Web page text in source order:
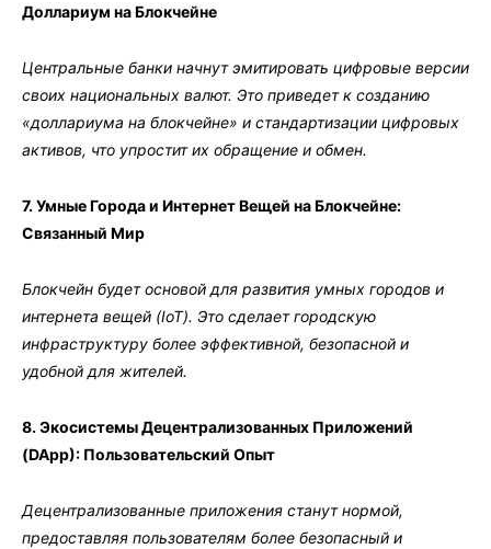
Доллариум на Блокчейне
Центральные банки начнут эмитировать цифровые версии
своих национальных валют. Это приведет к созданию
«доллариума на блокчейне» и стандартизации цифровых
активов, что упростит их обращение и обмен.
7. Умные Города и Интернет Вещей на Блокчейне:
Связанный Мир
Блокчейн будет основой для развития умных городов и
интернета вещей (IoT). Это сделает городскую
инфраструктуру более эффективной, безопасной и
удобной для жителей.
8. Экосистемы Децентрализованных Приложений
(DApp): Пользовательский Опыт
Децентрализованные приложения станут нормой,
предоставляя пользователям более безопасный и